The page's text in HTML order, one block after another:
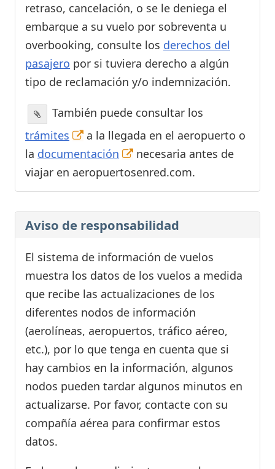
retraso, cancelación, o se le deniega el
embarque a su vuelo por sobreventa u
overbooking, consulte los derechos del
pasajero por si tuviera derecho a algún
tipo de reclamación y/o indemnización.
También puede consultar los
trámites
a la llegada en el aeropuerto o
la documentación
necesaria antes de
viajar en aeropuertosenred.com.
Aviso de responsabilidad
El sistema de información de vuelos
muestra los datos de los vuelos a medida
que recibe las actualizaciones de los
diferentes nodos de información
(aerolíneas, aeropuertos, tráfico aéreo,
etc.), por lo que tenga en cuenta que si
hay cambios en la información, algunos
nodos pueden tardar algunos minutos en
actualizarse. Por favor, contacte con su
compañía aérea para confirmar estos
datos.